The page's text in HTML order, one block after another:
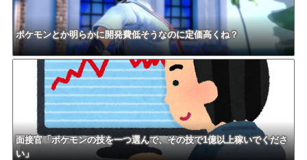
ポケモンとか明らかに開発費低そうなのに定価高くね？
面接官「ポケモンの技を一つ選んで、その技で1億以上稼いでくださ
い」